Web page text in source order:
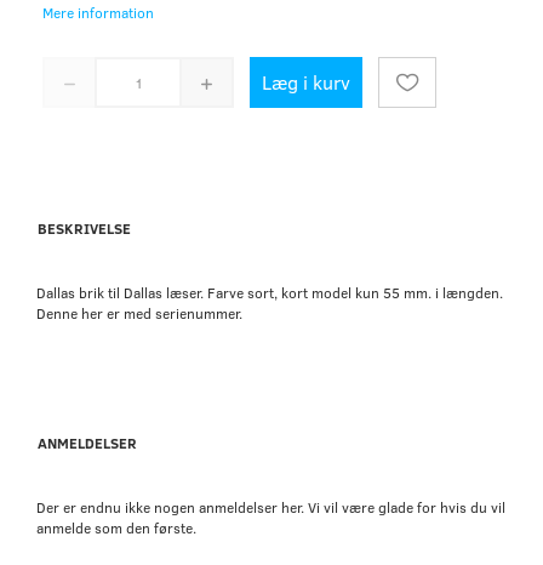
Mere information
Læg i kurv
BESKRIVELSE
Dallas brik til Dallas læser. Farve sort, kort model kun 55 mm. i længden.
Denne her er med serienummer.
ANMELDELSER
Der er endnu ikke nogen anmeldelser her. Vi vil være glade for hvis du vil
anmelde som den første.